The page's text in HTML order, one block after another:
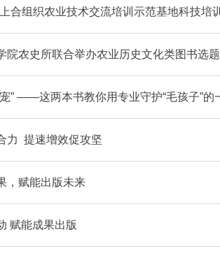
合组织农业技术交流培训示范基地科技
院农史所联合举办农业历史文化类图书选
” ——这两本书教你用专业守护“毛孩子”的
力 提速增效促攻坚
，赋能出版未来
赋能成果出版